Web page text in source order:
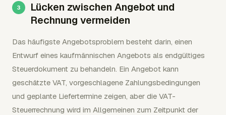
Lücken zwischen Angebot und
Rechnung vermeiden
Das häufigste Angebotsproblem besteht darin, einen
Entwurf eines kaufmännischen Angebots als endgültiges
Steuerdokument zu behandeln. Ein Angebot kann
geschätzte VAT, vorgeschlagene Zahlungsbedingungen
und geplante Liefertermine zeigen, aber die VAT-
Steuerrechnung wird im Allgemeinen zum Zeitpunkt der